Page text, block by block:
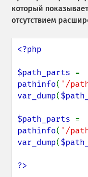
который
отсутствием
<?php
$path_parts
pathinfo( '/
var_dump(
$path_parts
pathinfo( '/
var_dump(
?>